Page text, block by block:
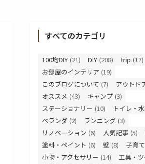
すべてのカテゴリ
100均DIY (21) DIY (208) trip (17)
お部屋のインテリア (19)
このブログについて (7) アウトド
オススメ (43) キャンプ (3)
ステーショナリー (10) トイレ・
ベランダ (2) ランニング (3)
リノベーション (6) 人気記事 (5)
塗料・ペイント (6) 壁 (8) 子育て
小物・アクセサリー (14) 工具・